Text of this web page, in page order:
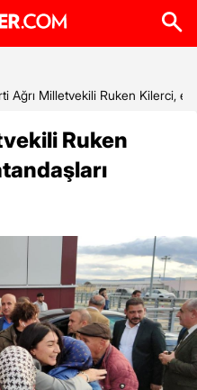
Ağrı Milletvekili Ruken Kilerci,
Ruken